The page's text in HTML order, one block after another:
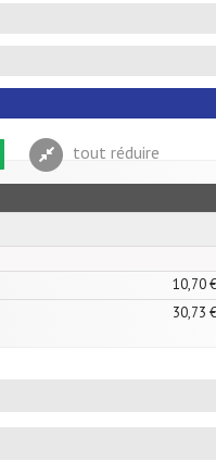
tout réduire
10,70 €
30,73 €